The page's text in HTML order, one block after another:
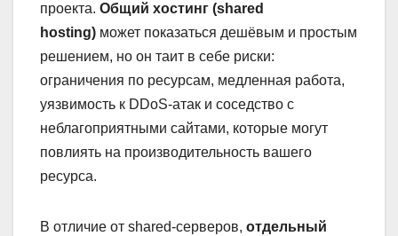
проекта. Общий хостинг (shared
hosting) может показаться дешёвым и простым
решением, но он таит в себе риски:
ограничения по ресурсам, медленная работа,
уязвимость к DDoS-атак и соседство с
неблагоприятными сайтами, которые могут
повлиять на производительность вашего
ресурса.
В отличие от shared-серверов, отдельный